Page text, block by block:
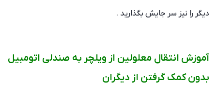
دیگر را نیز سر جایش بگذارید .
آموزش انتقال معلولین از ویلچر به صندلی اتومبیل
بدون کمک گرفتن از دیگران